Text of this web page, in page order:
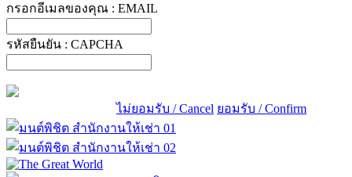
กรอกอีเมลของคุณ : EMAIL
รหัสยืนยัน : CAPCHA
ไม่ยอมรับ / Cancel ยอมรับ / Confirm